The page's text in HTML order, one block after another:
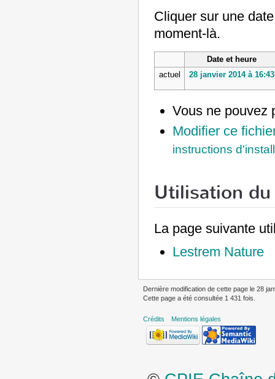
Cliquer sur une
moment-là.
Date et heure
actuel
28 janvier 2014 à 16:43
Vous ne pouvez
Modifier ce
instructions
Utilisation
La page suivante
Lestrem Nature
Dernière modification de cette page le 28
Cette page a été consultée 1 431 fois.
Crédits Mentions légales